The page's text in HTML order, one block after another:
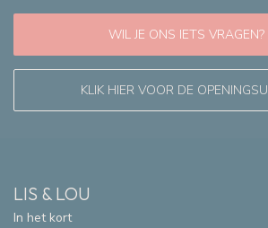
WIL JE ONS IETS VRAGEN?
KLIK HIER VOOR DE
LIS & LOU
In het kort